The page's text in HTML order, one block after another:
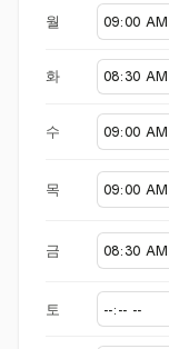
월
화
수
목
금
토